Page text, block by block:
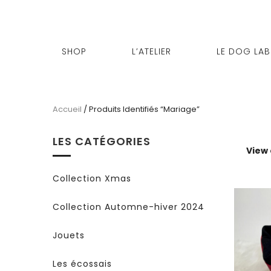
SHOP L’ATELIER LE DOG LAB
Accueil / Produits Identifiés “mariage”
LES CATÉGORIES
Collection Xmas
Collection Automne-hiver 2024
Jouets
Les écossais
View